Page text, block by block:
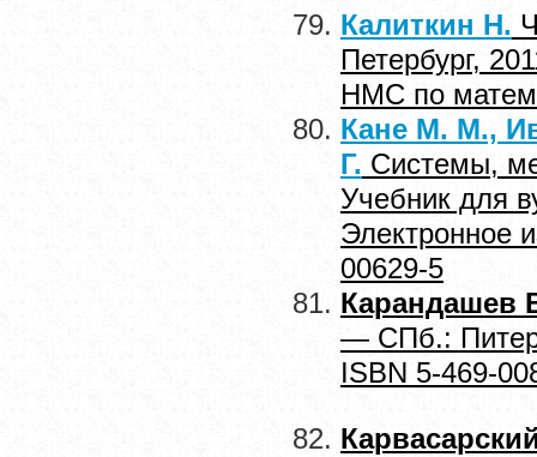
Калиткин Н.
Петербург,
НМС по
Кане М. М.,
Г. Системы,
Учебник для
Электронное
00629-5
Карандашев
— СПб.:
ISBN 5-469-